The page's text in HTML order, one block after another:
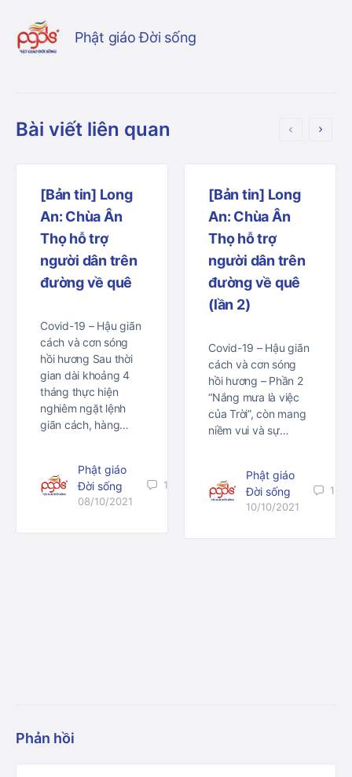
Phật giáo Đời sống
Bài viết liên quan
[Bản tin] Long
An: Chùa Ân
Thọ hỗ trợ
người dân trên
đường về quê
Covid-19 – Hậu giãn
cách và cơn sóng
hồi hương Sau thời
gian dài khoảng 4
tháng thực hiện
nghiêm ngặt lệnh
giãn cách, hàng…
Phật giáo
Đời sống
08/10/2021
1
[Bản tin] Long
An: Chùa Ân
Thọ hỗ trợ
người dân trên
đường về quê
(lần 2)
Covid-19 – Hậu giãn
cách và cơn sóng
hồi hương – Phần 2
“Nắng mưa là việc
của Trời”, còn mang
niềm vui và sự…
Phật giáo
Đời sống
10/10/2021
1
Phản hồi